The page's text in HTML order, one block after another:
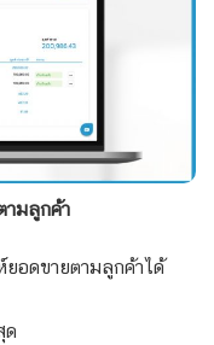
ามลูกค้า
ยอดขายตามลูกค้าได้
ด